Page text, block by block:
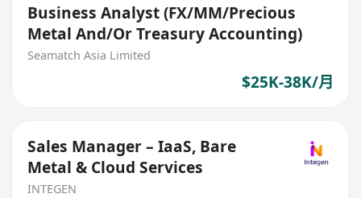
Business Analyst (FX/MM/Precious
Metal And/Or Treasury Accounting)
Seamatch Asia Limited
$25K-38K/月
Sales Manager – IaaS, Bare
Metal & Cloud Services
INTEGEN